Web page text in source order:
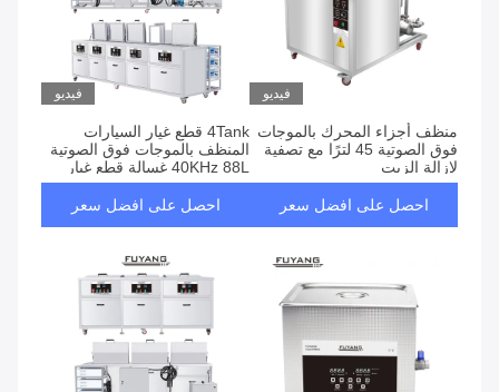
فيديو
منظف ​​أجزاء المحرك بالموجات
فوق الصوتية 45 لترًا مع تصفية
لإزالة الزيت
احصل على افضل سعر
فيديو
4Tank قطع غيار السيارات
المنظف بالموجات فوق الصوتية
40KHz 88L غسالة قطع غيار
السيارات
احصل على افضل سعر